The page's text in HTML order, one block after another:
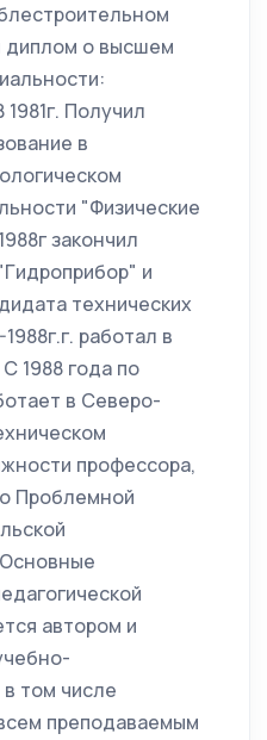
диплом о высшем
Получил
в
"Физические
закончил
и
технических
работал в
1988 года по
в Северо-
профессора,
Проблемной
автором и
том числе
преподаваемым